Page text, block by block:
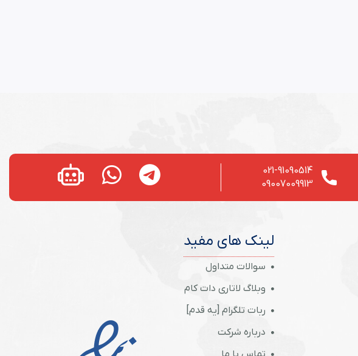
021-91090514
09007009913
لینک های مفید
سوالات متداول
وبلاگ لاتاری دات کام
ربات تلگرام [یه قدم]
درباره شرکت